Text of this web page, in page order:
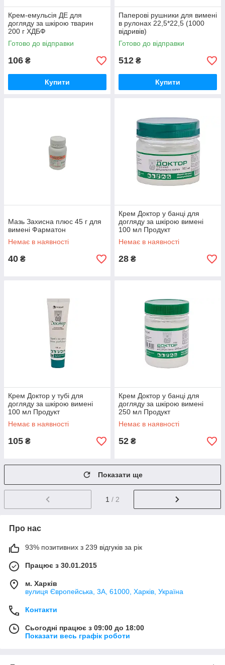
Крем-емульсія ДЕ для
догляду за шкірою тварин
200 г ХДБФ
Готово до відправки
106 ₴
Купити
Паперові рушники для вимені
в рулонах 22,5*22,5 (1000
відривів)
Готово до відправки
512 ₴
Купити
Мазь Захисна плюс 45 г для
вимені Фарматон
Немає в наявності
40 ₴
Крем Доктор у банці для
догляду за шкірою вимені
100 мл Продукт
Немає в наявності
28 ₴
Крем Доктор у тубі для
догляду за шкірою вимені
100 мл Продукт
Немає в наявності
105 ₴
Крем Доктор у банці для
догляду за шкірою вимені
250 мл Продукт
Немає в наявності
52 ₴
Показати ще
1 / 2
Про нас
93% позитивних з 239 відгуків за рік
Працює з 30.01.2015
м. Харків
вулиця Європейська, 3А, 61000, Харків, Україна
Контакти
Сьогодні працює з 09:00 до 18:00
Показати весь графік роботи